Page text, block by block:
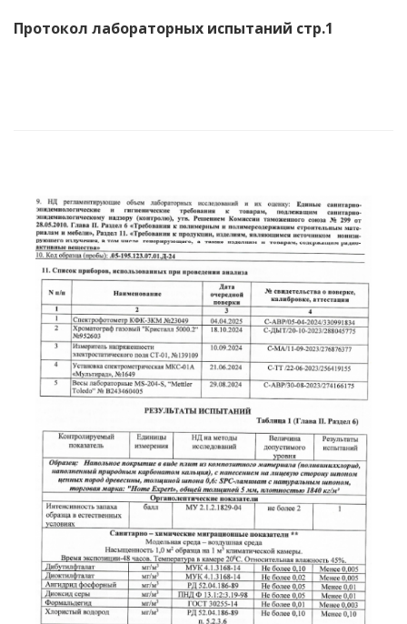
Протокол лабораторных испытаний стр.1